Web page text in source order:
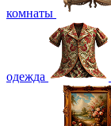
комнаты
одежда